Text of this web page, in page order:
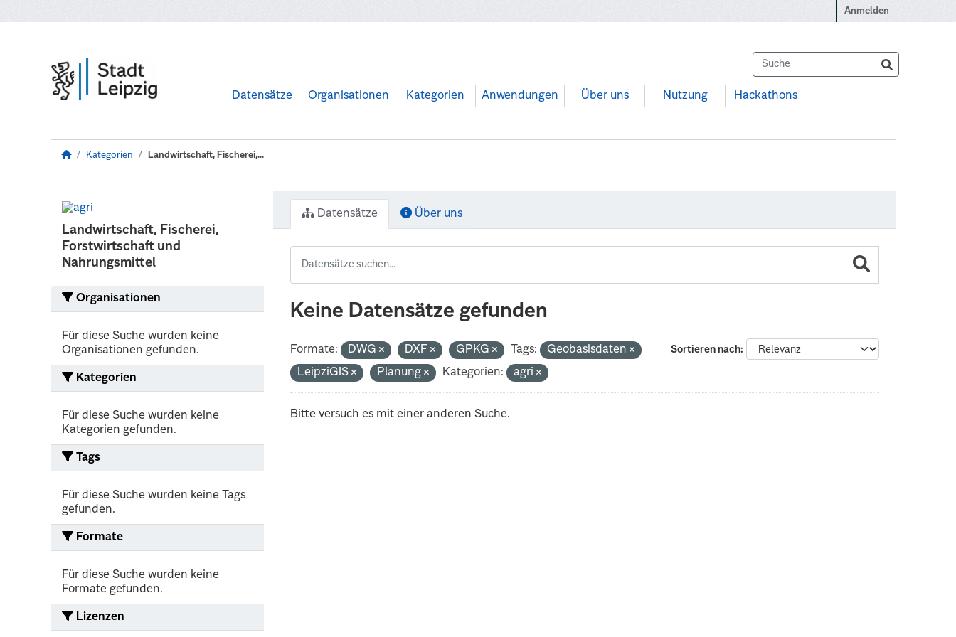
Anmelden
Datensätze Organisationen Kategorien Anwendungen Über uns Nutzung Hackathons
Kategorien Landwirtschaft, Fischerei,...
Landwirtschaft, Fischerei,
Forstwirtschaft und
Nahrungsmittel
Organisationen
Für diese Suche wurden keine
Organisationen gefunden.
Kategorien
Für diese Suche wurden keine
Kategorien gefunden.
Tags
Für diese Suche wurden keine Tags
gefunden.
Formate
Für diese Suche wurden keine
Formate gefunden.
Lizenzen
Datensätze Über uns
Keine Datensätze gefunden
Sortieren nach
Formate: DWG DXF GPKG Tags:
Geobasisdaten
LeipziGIS
Planung Kategorien: agri
Bitte versuch es mit einer anderen Suche.